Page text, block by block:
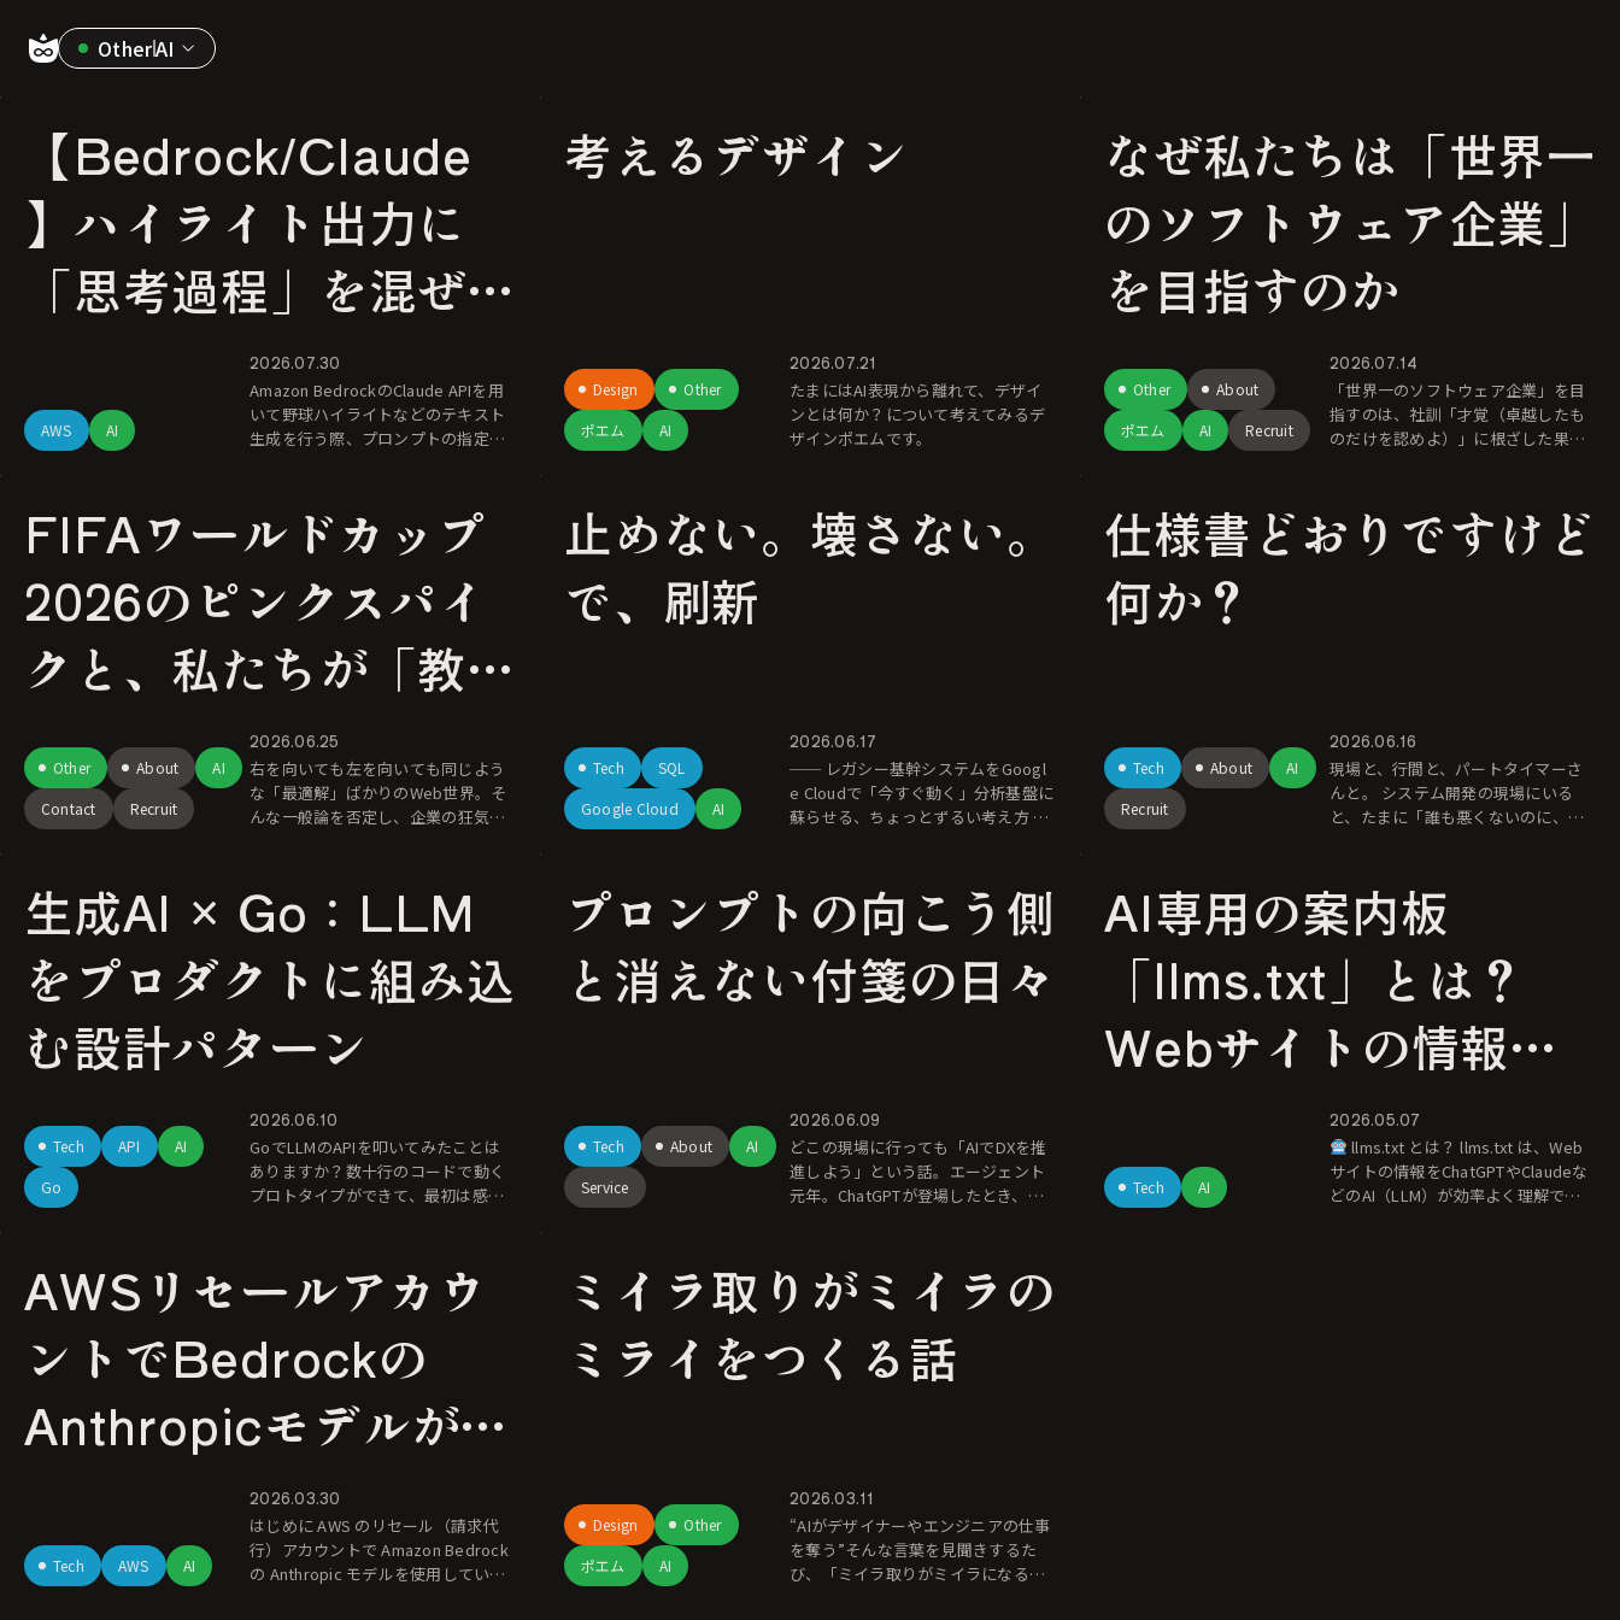
OtherAI
AI【Bedrock/Claude
】ハイライト出力に
「思考過程」を混ぜな
い方法：構造化出力
（JSON）の活用
AWS AI
2026.07.30
Amazon BedrockのClaude APIを用
いて野球ハイライトなどのテキスト
生成を行う際、プロンプトの指定に
置きテキスト）が出
考えるデザイン
Design
Other
ポエム
AI
2026.07.21
たまにはAI表現から離れて、デザイ
ンとは何か？について考えてみるデ
ザインポエムです。
なぜ私たちは「世界一
のソフトウェア企業」
を目指すのか
Other
About
ポエム
AI Recruit
2026.07.14
「世界一のソフトウェア企業」を目
指すのは、社訓「才覚（卓越したも
のだけを認めよ）」に根ざした果て
「称号」ではなく、「まだ誰も見た
ことがな
FIFAワールドカップ
2026のピンクスパイ
クと、私たちが「教科
書通りのコーポレート
サイト」ではない理由
Other About
AI
Contact
Recruit
2026.06.25
右を向いても左を向いても同じよう
な「最適解」ばかりのWeb世界。そ
んな一般論を否定し、企業の狂気に
はなく、私たちの剥き出
止めない。壊さない。
で、刷新
Tech
SQL
Google Cloud
AI
2026.06.17
── レガシー基幹システムをGoogl
e Cloudで「今すぐ動く」分析基盤に
蘇らせる、ちょっとずるい考え方 こ
仕様書どおりですけど
何か？
Tech About
AI
Recruit
2026.06.16
現場と、行間と、パートタイマーさ
んと。 システム開発の現場にいる
と、たまに「誰も悪くないのに、誰
場の要望を丁寧にヒアリン
生成AI × Go：LLM
をプロダクトに組み込
む設計パターン
Tech API
AI
Go
2026.06.10
GoでLLMのAPIを叩いてみたことは
ありますか？数十行のコードで動く
プロトタイプができて、最初は感動
題が次々と出てきます。 レス
プロンプトの向こう側
と消えない付箋の日々
Tech About
AI
Service
2026.06.09
どこの現場に行っても「AIでDXを推
進しよう」という話。エージェント
元年。ChatGPTが登場したとき、プ
社内チャットボットを導入して、
AI専用の案内板
「llms.txt」とは？
Webサイトの情報を
正しくAIに届けるた
めの新標準
Tech AI
2026.05.07
llms.txt とは？ llms.txt は、Web
サイトの情報をChatGPTやClaudeな
どのAI（LLM）が効率よく理解でき
AWSリセールアカウ
ントでBedrockの
Anthropicモデルが使
えなくなったときの対
処法
Tech AWS AI
2026.03.30
はじめに AWS のリセール（請求代
行）アカウントで Amazon Bedrock
の Anthropic モデルを使用していた
ミイラ取りがミイラの
ミライをつくる話
Design
Other
ポエム
AI
2026.03.11
“AIがデザイナーやエンジニアの仕事
を奪う”そんな言葉を見聞きするた
び、「ミイラ取りがミイラになる」